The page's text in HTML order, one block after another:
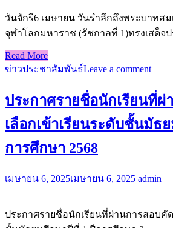
วันจักรี6 เมษายน วันรำลึกถึงพระบาทส
จุฬาโลกมหาราช (รัชกาลที่ 1)ทรงเสด็จ
Read More
ข่าวประชาสัมพันธ์Leave a comment
ประกาศรายชื่อนักเรียนที่ผ่
เลือกเข้าเรียนระดับชั้นมัธ
การศึกษา 2568
เมษายน 6, 2025เมษายน 6, 2025 admin
ประกาศรายชื่อนักเรียนที่ผ่านการสอบคัด